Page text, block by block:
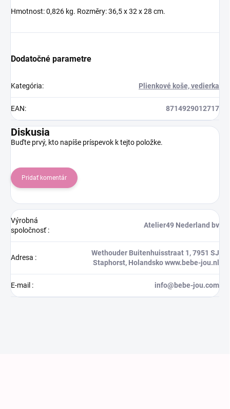
Hmotnost: 0,826 kg. Rozměry: 36,5 x 32 x 28 cm.
Dodatočné parametre
Kategória: Plienkové koše, vedierka
EAN: 8714929012717
Diskusia
Buďte prvý, kto napíše príspevok k tejto položke.
Pridať komentár
Výrobná
spoločnosť:
Atelier49 Nederland bv
Adresa :
Wethouder Buitenhuisstraat 1, 7951 SJ
Staphorst, Holandsko www.bebe-jou.nl
E-mail : info@bebe-jou.com